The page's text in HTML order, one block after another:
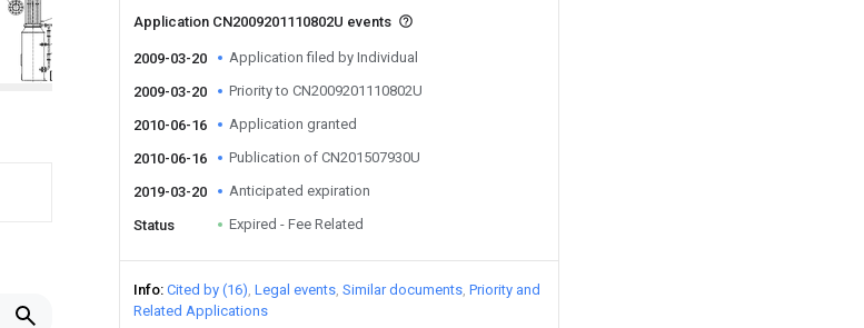
Application CN2009201110802U events
2009-03-20 Application filed by Individual
2009-03-20 Priority to CN2009201110802U
2010-06-16 Application granted
2010-06-16 Publication of CN201507930U
2019-03-20 Anticipated expiration
Status Expired - Fee Related
Info Cited by (16) Legal events Similar documents Priority and
Related Applications